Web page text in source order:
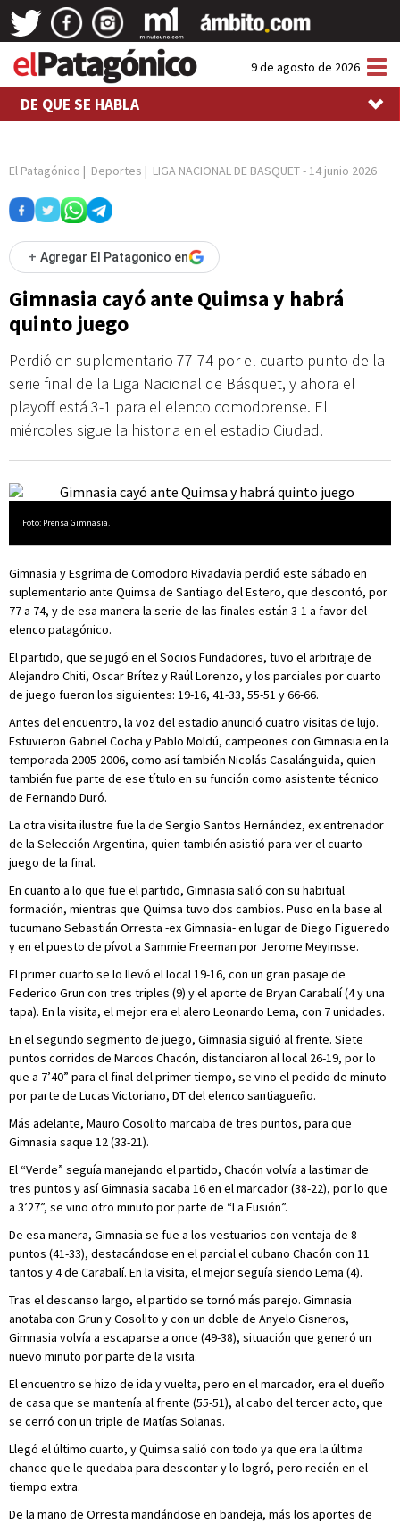
9 de agosto de 2026
DE QUE SE HABLA
El Patagónico | Deportes | LIGA NACIONAL DE BASQUET- 14 junio 2026
+ Agregar El Patagonico en
Gimnasia cayó ante Quimsa y habrá
quinto juego
Perdió en suplementario 77-74 por el cuarto punto de la
serie final de la Liga Nacional de Básquet, y ahora el
playoff está 3-1 para el elenco comodorense. El
miércoles sigue la historia en el estadio Ciudad.
Foto: Prensa Gimnasia.
Gimnasia y Esgrima de Comodoro Rivadavia perdió este sábado en
suplementario ante Quimsa de Santiago del Estero, que descontó, por
77 a 74, y de esa manera la serie de las finales están 3-1 a favor del
elenco patagónico.
El partido, que se jugó en el Socios Fundadores, tuvo el arbitraje de
Alejandro Chiti, Oscar Brítez y Raúl Lorenzo, y los parciales por cuarto
de juego fueron los siguientes: 19-16, 41-33, 55-51 y 66-66.
Antes del encuentro, la voz del estadio anunció cuatro visitas de lujo.
Estuvieron Gabriel Cocha y Pablo Moldú, campeones con Gimnasia en la
temporada 2005-2006, como así también Nicolás Casalánguida, quien
también fue parte de ese título en su función como asistente técnico
de Fernando Duró.
La otra visita ilustre fue la de Sergio Santos Hernández, ex entrenador
de la Selección Argentina, quien también asistió para ver el cuarto
juego de la final.
En cuanto a lo que fue el partido, Gimnasia salió con su habitual
formación, mientras que Quimsa tuvo dos cambios. Puso en la base al
tucumano Sebastián Orresta -ex Gimnasia- en lugar de Diego Figueredo
y en el puesto de pívot a Sammie Freeman por Jerome Meyinsse.
El primer cuarto se lo llevó el local 19-16, con un gran pasaje de
Federico Grun con tres triples (9) y el aporte de Bryan Carabalí (4 y una
tapa). En la visita, el mejor era el alero Leonardo Lema, con 7 unidades.
En el segundo segmento de juego, Gimnasia siguió al frente. Siete
puntos corridos de Marcos Chacón, distanciaron al local 26-19, por lo
que a 7’40” para el final del primer tiempo, se vino el pedido de minuto
por parte de Lucas Victoriano, DT del elenco santiagueño.
Más adelante, Mauro Cosolito marcaba de tres puntos, para que
Gimnasia saque 12 (33-21).
El “Verde” seguía manejando el partido, Chacón volvía a lastimar de
tres puntos y así Gimnasia sacaba 16 en el marcador (38-22), por lo que
a 3’27”, se vino otro minuto por parte de “La Fusión”.
De esa manera, Gimnasia se fue a los vestuarios con ventaja de 8
puntos (41-33), destacándose en el parcial el cubano Chacón con 11
tantos y 4 de Carabalí. En la visita, el mejor seguía siendo Lema (4).
Tras el descanso largo, el partido se tornó más parejo. Gimnasia
anotaba con Grun y Cosolito y con un doble de Anyelo Cisneros,
Gimnasia volvía a escaparse a once (49-38), situación que generó un
nuevo minuto por parte de la visita.
El encuentro se hizo de ida y vuelta, pero en el marcador, era el dueño
de casa que se mantenía al frente (55-51), al cabo del tercer acto, que
se cerró con un triple de Matías Solanas.
Llegó el último cuarto, y Quimsa salió con todo ya que era la última
chance que le quedaba para descontar y lo logró, pero recién en el
tiempo extra.
De la mano de Orresta mandándose en bandeja, más los aportes de